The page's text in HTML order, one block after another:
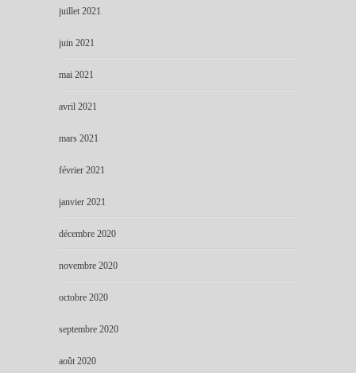
juillet 2021
juin 2021
mai 2021
avril 2021
mars 2021
février 2021
janvier 2021
décembre 2020
novembre 2020
octobre 2020
septembre 2020
août 2020